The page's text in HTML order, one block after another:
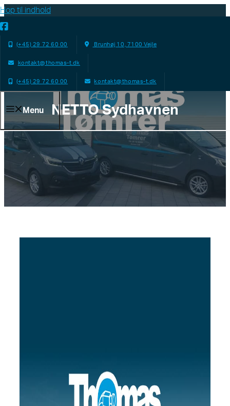
Hop til indhold
(+45) 29 72 60 00 Brunhøj 10, 7100 Vejle
kontakt@thomas-t.dk
(+45) 29 72 60 00 kontakt@thomas-t.dk
Menu NETTO Sydhavnen